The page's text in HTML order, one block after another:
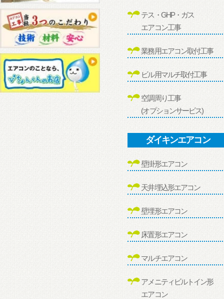
テス・GHP・ガス
エアコン工事
業務用エアコン取付工事
ビル用マルチ取付工事
空調周り工事
(オプションサービス)
ダイキンエアコン
壁掛形エアコン
天井埋込形エアコン
壁埋形エアコン
床置形エアコン
マルチエアコン
アメニティビルトイン形
エアコン